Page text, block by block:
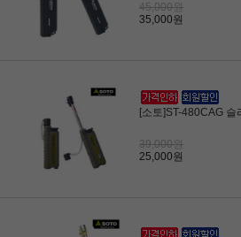
45,000원
35,000원
[소토]ST-480CAG 슬
39,000원
25,000원